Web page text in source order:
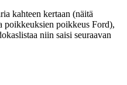
kahteen kertaan (näitä
poikkeuksien poikkeus Ford),
niin saisi seuraavan